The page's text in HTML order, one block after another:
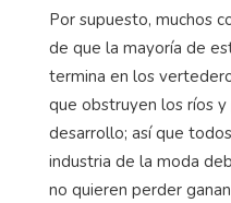
Por supuesto, muchos
de que la mayoría de
termina en los
que obstruyen los ríos
desarrollo; así que
industria de la moda
no quieren perder